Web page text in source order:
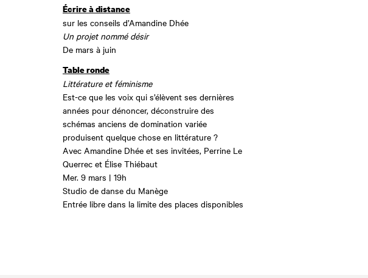
Écrire à distance
sur les conseils d’Amandine Dhée
Un projet nommé désir
De mars à juin
Table ronde
Littérature et féminisme
Est-ce que les voix qui s’élèvent ses dernières
années pour dénoncer, déconstruire des
schémas anciens de domination variée
produisent quelque chose en littérature ?
Avec Amandine Dhée et ses invitées, Perrine Le
Querrec et Élise Thiébaut
Mer. 9 mars | 19h
Studio de danse du Manège
Entrée libre dans la limite des places disponibles